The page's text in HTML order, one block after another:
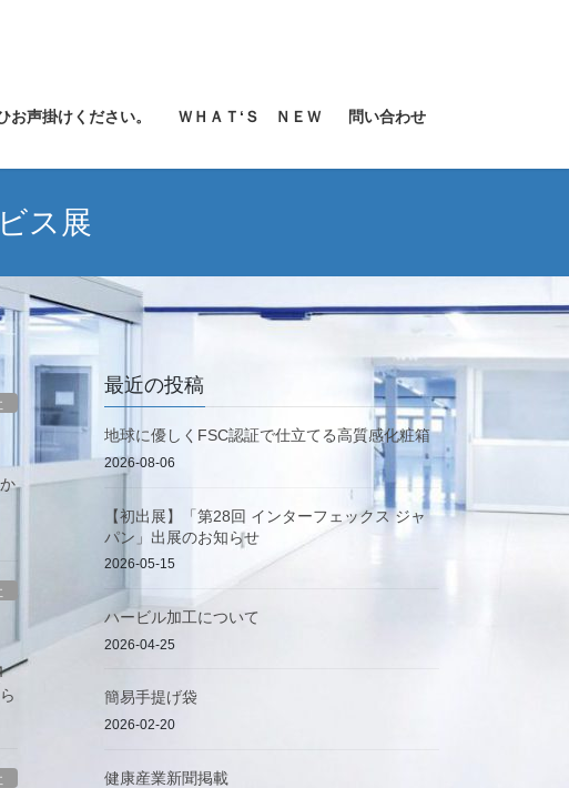
お声掛けください。 ＷＨＡＴ‘Ｓ ＮＥＷ 問い合わせ
ス展
最近の投稿
地球に優しくFSC認証で仕立てる高質感化粧箱
2026-08-06
【初出展】「第28回 インターフェックス ジャ
パン」出展のお知らせ
2026-05-15
ハービル加工について
2026-04-25
簡易手提げ袋
2026-02-20
健康産業新聞掲載